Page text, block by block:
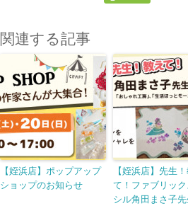
関連する記事
【姪浜店】ポップアップ
ショップのお知らせ
【姪浜店】先生
て！ファブリッ
シル角田まさ子